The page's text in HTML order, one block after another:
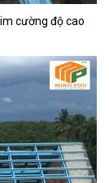
cường độ cao